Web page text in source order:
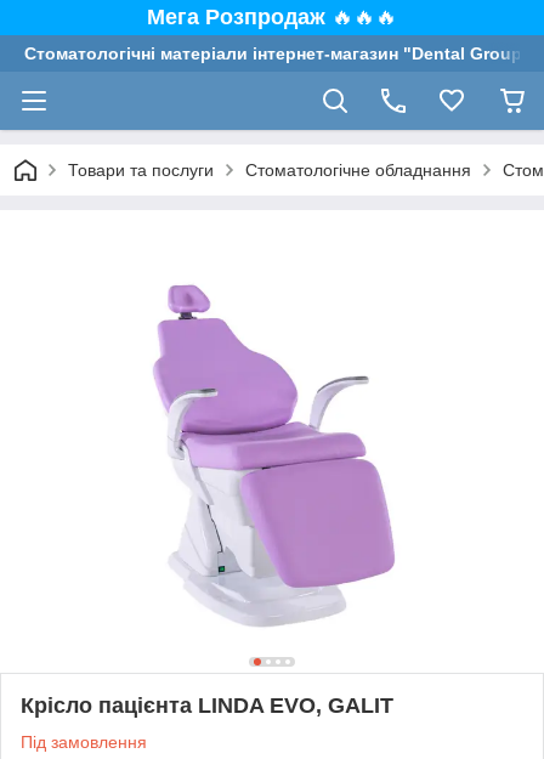
Мега Розпродаж 🔥🔥🔥
Стоматологічні матеріали інтернет-магазин "Dental Group"
Товари та послуги Стоматологічне обладнання
Крісло пацієнта LINDA EVO, GALIT
Під замовлення